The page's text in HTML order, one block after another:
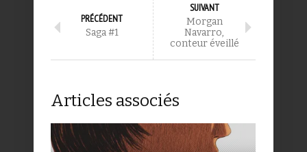
PRÉCÉDENT
Saga #1
SUIVANT
Morgan
Navarro,
conteur éveillé
Articles associés